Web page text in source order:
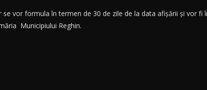
vor formula în termen de 30 de zile de la data afișării și vor
Municipiului Reghin.